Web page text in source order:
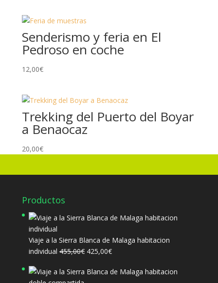
Senderismo y feria en El
Pedroso en coche
12,00€
Trekking del Puerto del Boyar
a Benaocaz
20,00€
Productos
Viaje a la Sierra Blanca de Malaga habitacion
individual 455,00€ El
original
425,00€El
actual